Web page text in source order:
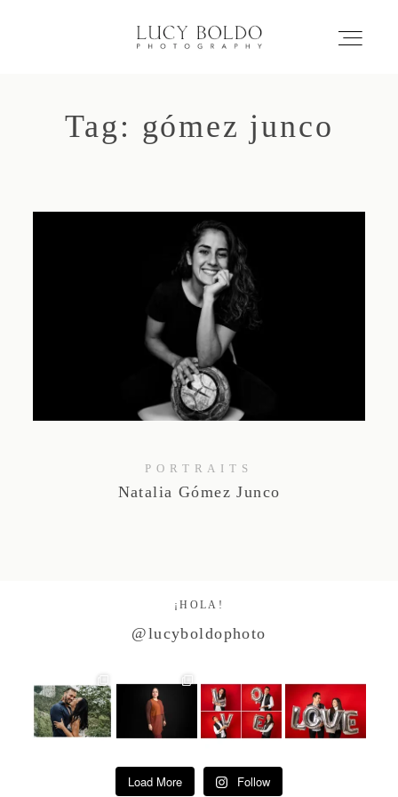
Inicio
Eventos
Retratos
Comercial
Studio by Forest
Contacto
Tag: gómez junco
PORTRAITS
Natalia Gómez Junco
¡HOLA!
@lucyboldophoto
Load More Follow